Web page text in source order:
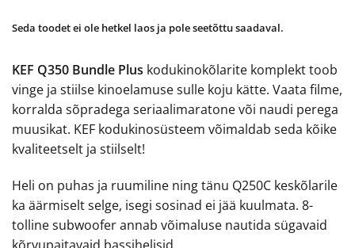
KEF Q350 Bundle Plus kodukinokõlarite komplekt toob
vinge ja stiilse kinoelamuse sulle koju kätte. Vaata filme,
korralda sõpradega seriaalimaratone või naudi perega
muusikat. KEF kodukinosüsteem võimaldab seda kõike
kvaliteetselt ja stiilselt!
Heli on puhas ja ruumiline ning tänu Q250C keskõlarile
ka äärmiselt selge, isegi sosinad ei jää kuulmata. 8-
tolline subwoofer annab võimaluse nautida sügavaid
Seda toodet ei ole hetkel laos ja pole seetõttu saadaval.